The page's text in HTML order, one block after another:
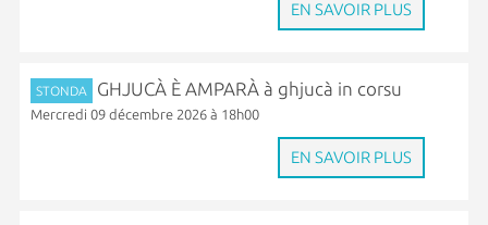
EN SAVOIR PLUS
STONDA GHJUCÀ È AMPARÀ à ghjucà in corsu
Mercredi 09 décembre 2026 à 18h00
EN SAVOIR PLUS